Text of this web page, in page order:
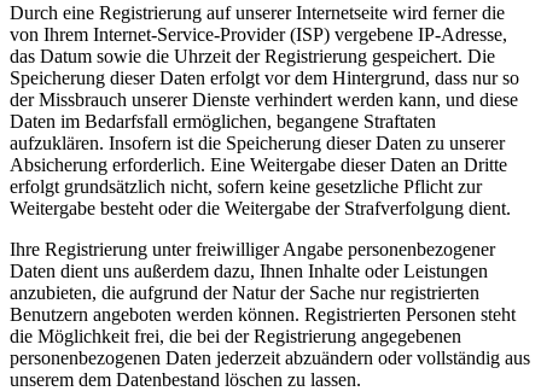
Durch eine Registrierung auf unserer Internetseite wird ferner die
von Ihrem Internet-Service-Provider (ISP) vergebene IP-Adresse,
das Datum sowie die Uhrzeit der Registrierung gespeichert. Die
Speicherung dieser Daten erfolgt vor dem Hintergrund, dass nur so
der Missbrauch unserer Dienste verhindert werden kann, und diese
Daten im Bedarfsfall ermöglichen, begangene Straftaten
aufzuklären. Insofern ist die Speicherung dieser Daten zu unserer
Absicherung erforderlich. Eine Weitergabe dieser Daten an Dritte
erfolgt grundsätzlich nicht, sofern keine gesetzliche Pflicht zur
Weitergabe besteht oder die Weitergabe der Strafverfolgung dient.
Ihre Registrierung unter freiwilliger Angabe personenbezogener
Daten dient uns außerdem dazu, Ihnen Inhalte oder Leistungen
anzubieten, die aufgrund der Natur der Sache nur registrierten
Benutzern angeboten werden können. Registrierten Personen steht
die Möglichkeit frei, die bei der Registrierung angegebenen
personenbezogenen Daten jederzeit abzuändern oder vollständig aus
unserem dem Datenbestand löschen zu lassen.